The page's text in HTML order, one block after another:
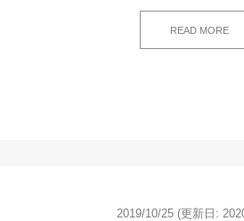
READ MORE
2019/10/25 (更新日: